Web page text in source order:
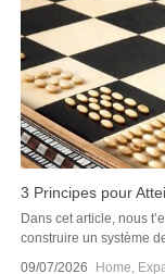
3 Principes pour
Dans cet article, nous
construire un système
09/07/2026
Home,